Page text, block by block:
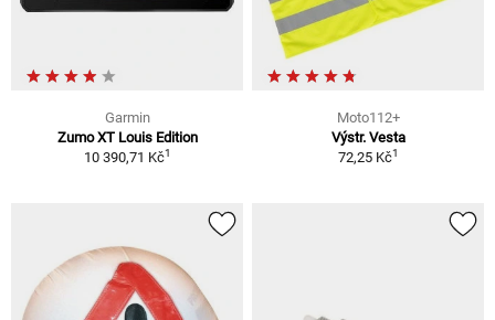
Garmin
Zumo XT Louis Edition
10 390,71 Kč1
Moto112+
Výstr. Vesta
72,25 Kč1